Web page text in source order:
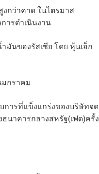
งกว่าคาด ในไตรมาส
ารดำเนินงาน
นของรัสเซีย โดย หุ้นเอ็ก
มกราคม
การที่แข็งแกร่งของบริษัทจด
นาคารกลางสหรัฐ(เฟด)ครั้ง